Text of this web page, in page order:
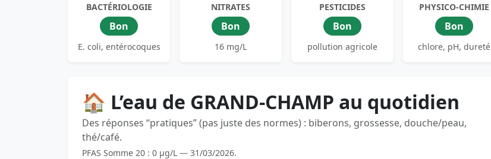
BACTÉRIOLOGIE
Bon
E. coli, entérocoques
NITRATES
Bon
16 mg/L
PESTICIDES
Bon
pollution agricole
PHYSICO-CHIMIE
Bon
chlore, pH, dureté
🏠 L’eau de GRAND-CHAMP au quotidien
Des réponses “pratiques” (pas juste des normes) : biberons, grossesse, douche/peau,
thé/café.
PFAS Somme 20 : 0 µg/L — 31/03/2026.